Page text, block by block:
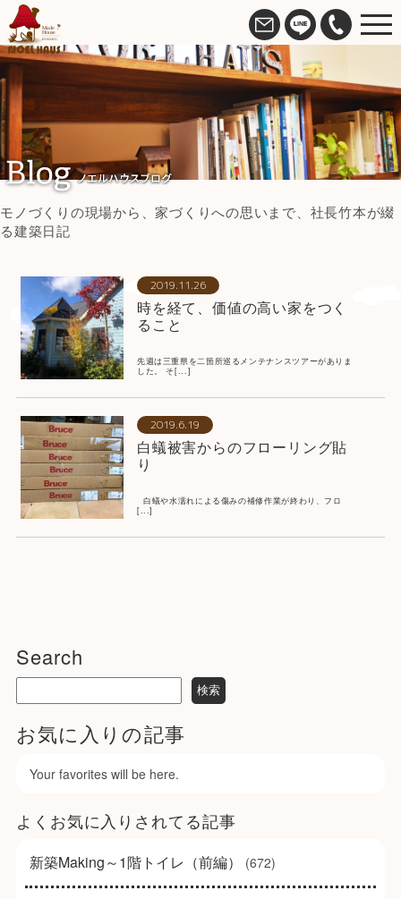
モノづくりの現場から、家づくりへの思いまで、社長竹本が綴
る建築日記
2019.11.26
時を経て、価値の高い家をつく
ること
先週は三重県を二箇所巡るメンテナンスツアーがありま
した。 そ[...]
2019.6.19
白蟻被害からのフローリング貼
り
白蟻や水濡れによる傷みの補修作業が終わり、フロ
[...]
Search
お気に入りの記事
Your favorites will be here.
よくお気に入りされてる記事
新築Making～1階トイレ（前編） (672)